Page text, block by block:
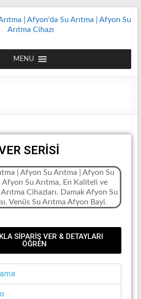
MENU
SERİSİ
SİPARİŞ VER & DETAYLARI
ÖĞREN